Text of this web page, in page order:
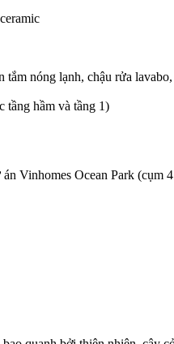
nóng lạnh, chậu rửa
tầng hầm và tầng 1)
Vinhomes Ocean Park